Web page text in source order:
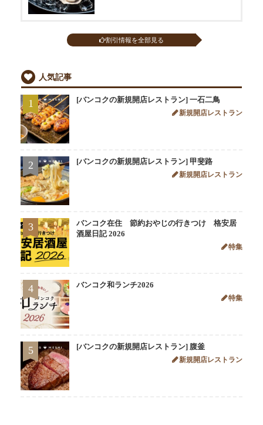
割引情報を全部見る
人気記事
1 [バンコクの新規開店レストラン] 一石二鳥
新規開店レストラン
2 [バンコクの新規開店レストラン] 甲斐路
新規開店レストラン
3
バンコク在住 節約おやじの行きつけ 格安居
酒屋日記 2026
特集
4 バンコク和ランチ2026
特集
5 [バンコクの新規開店レストラン] 腹釜
新規開店レストラン